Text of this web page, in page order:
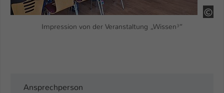
Impression von der Veranstaltung „Wissen³“
Ansprechperson